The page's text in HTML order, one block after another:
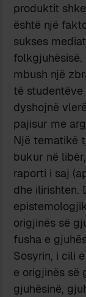
produktit
është një
sukses
mbush një
të
dyshojnë
pajisur me
Një tematikë
bukur në
raporti i saj
dhe ilirishten.
origjinës së
fusha e
Sosyrin, i cili
e origjinës së
gjuhësinë,